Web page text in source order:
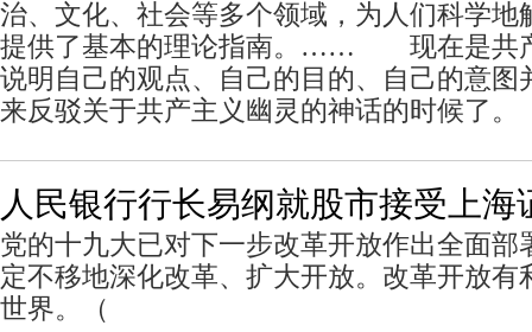
治、文化、社会等多个领域，为人们科学地
提供了基本的理论指南。…… 现在是共
说明自己的观点、自己的目的、自己的意图
来反驳关于共产主义幽灵的神话的时候了。
人民银行行长易纲就股市接受上海
党的十九大已对下一步改革开放作出全面部
定不移地深化改革、扩大开放。改革开放有
世界。（